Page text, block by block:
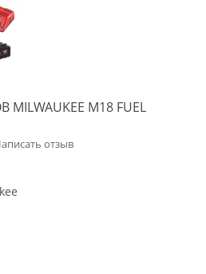
M18 FUEL
отзыв